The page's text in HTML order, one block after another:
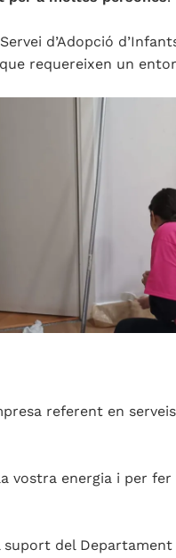
d’Adopció
que requereixen un
referent en
vostra energia i per fer
suport del